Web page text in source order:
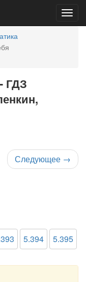
ГДЗ
Следующее →
5.394 5.395